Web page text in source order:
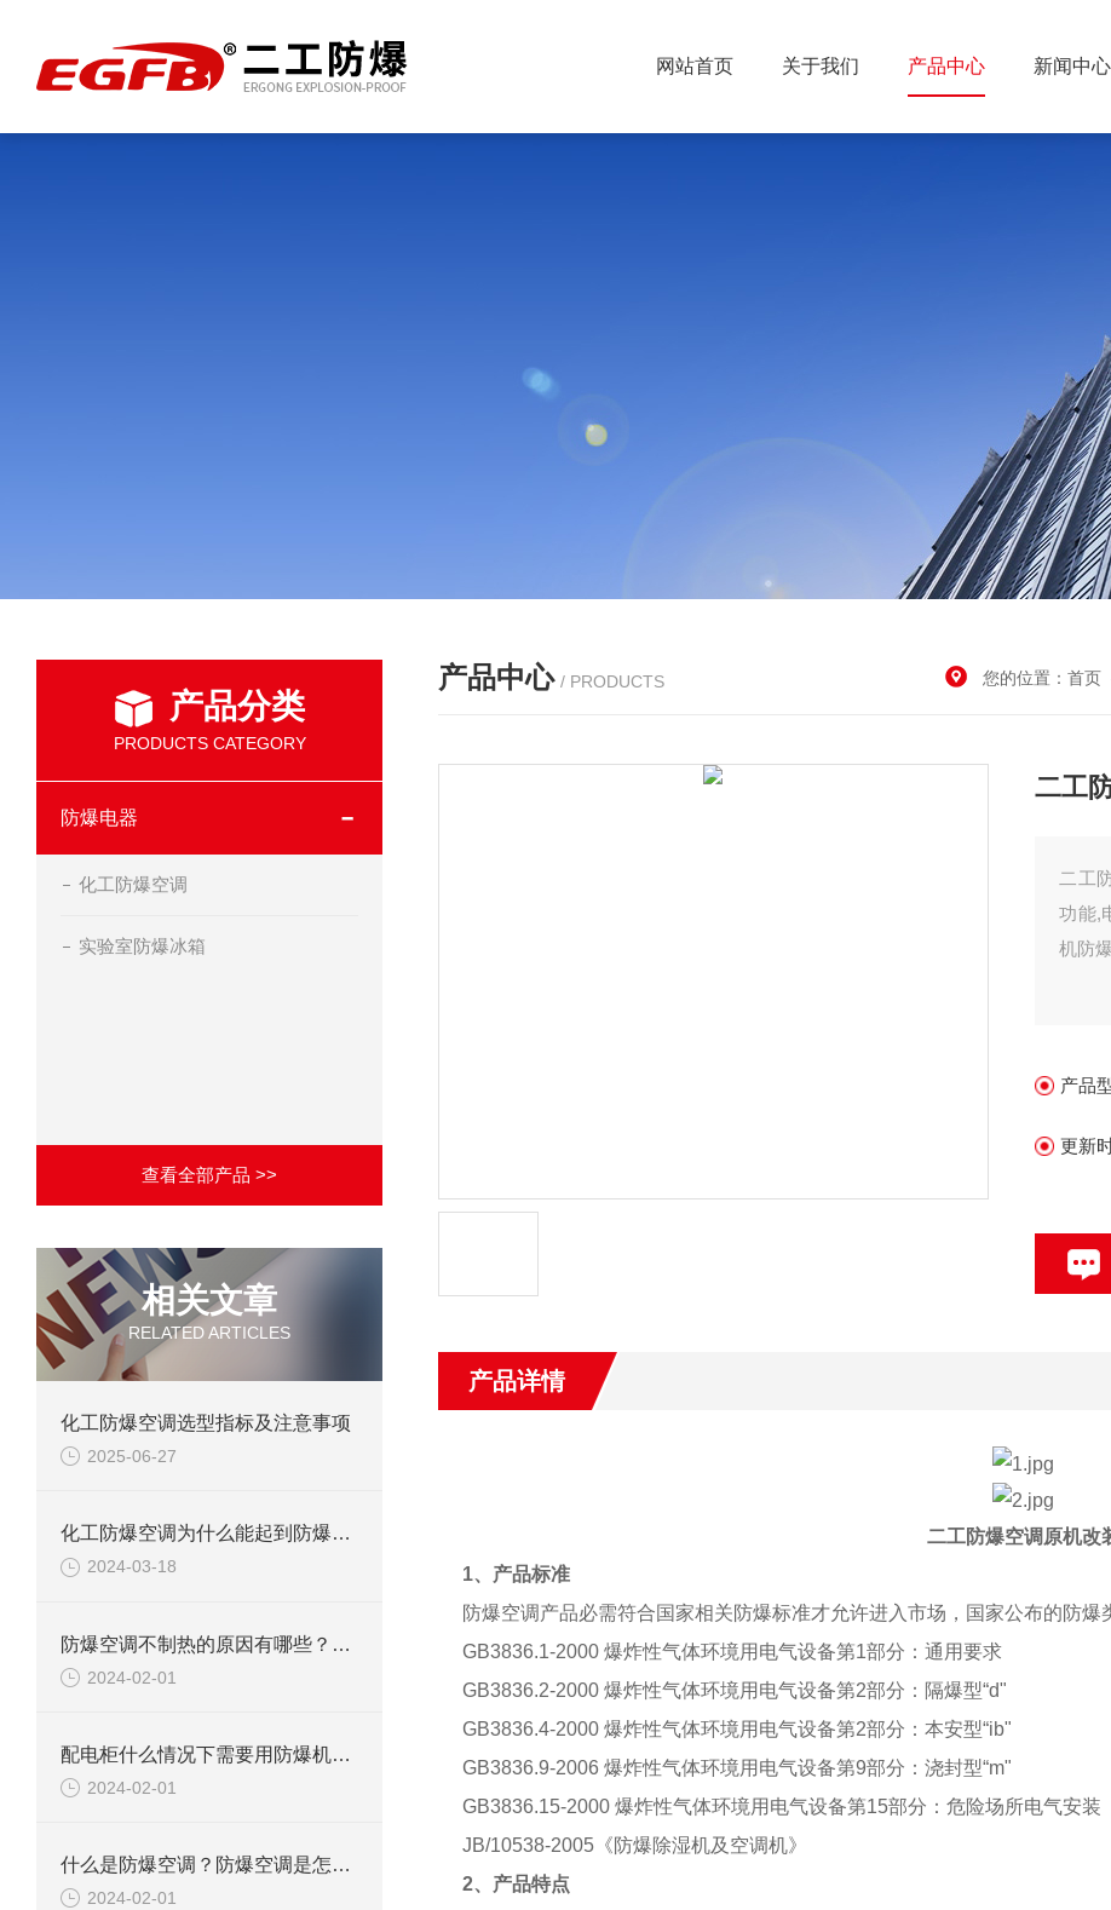
网站首页 关于我们 产品中心 新闻中心
产品分类
PRODUCTS CATEGORY
防爆电器
化工防爆空调
实验室防爆冰箱
查看全部产品 >>
相关文章
RELATED ARTICLES
化工防爆空调选型指标及注意事项
2025-06-27
化工防爆空调为什么能起到防爆作用？
2024-03-18
防爆空调不制热的原因有哪些？如何解决
2024-02-01
配电柜什么情况下需要用防爆机柜空调？
2024-02-01
什么是防爆空调？防爆空调是怎么防爆的？
2024-02-01
产品中心 / PRODUCTS 您的位置： 首页
二工
二工
功能,
机防爆
产品
更新
产品详情
二工防爆空调原机改
1、产品标准
防爆空调产品必需符合国家相关防爆标准才允许进入市场，国家公布的防爆
GB3836.1-2000 爆炸性气体环境用电气设备第1部分：通用要求
GB3836.2-2000 爆炸性气体环境用电气设备第2部分：隔爆型“d"
GB3836.4-2000 爆炸性气体环境用电气设备第2部分：本安型“ib"
GB3836.9-2006 爆炸性气体环境用电气设备第9部分：浇封型“m"
GB3836.15-2000 爆炸性气体环境用电气设备第15部分：危险场所电气安装
JB/10538-2005《防爆除湿机及空调机》
2、产品特点